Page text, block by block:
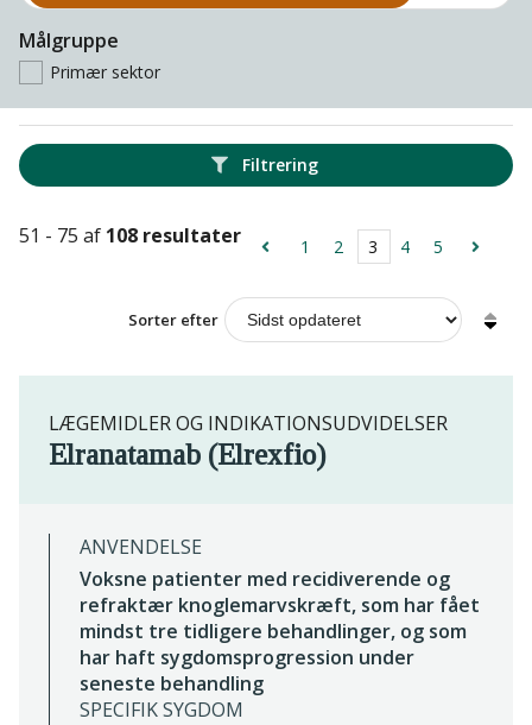
Målgruppe
Primær sektor
Filtrering
51 - 75 af 108 resultater 1 2 3 4 5
Sorter efter
LÆGEMIDLER OG INDIKATIONSUDVIDELSER
Elranatamab (Elrexfio)
ANVENDELSE
Voksne patienter med recidiverende og
refraktær knoglemarvskræft, som har fået
mindst tre tidligere behandlinger, og som
har haft sygdomsprogression under
seneste behandling
SPECIFIK SYGDOM